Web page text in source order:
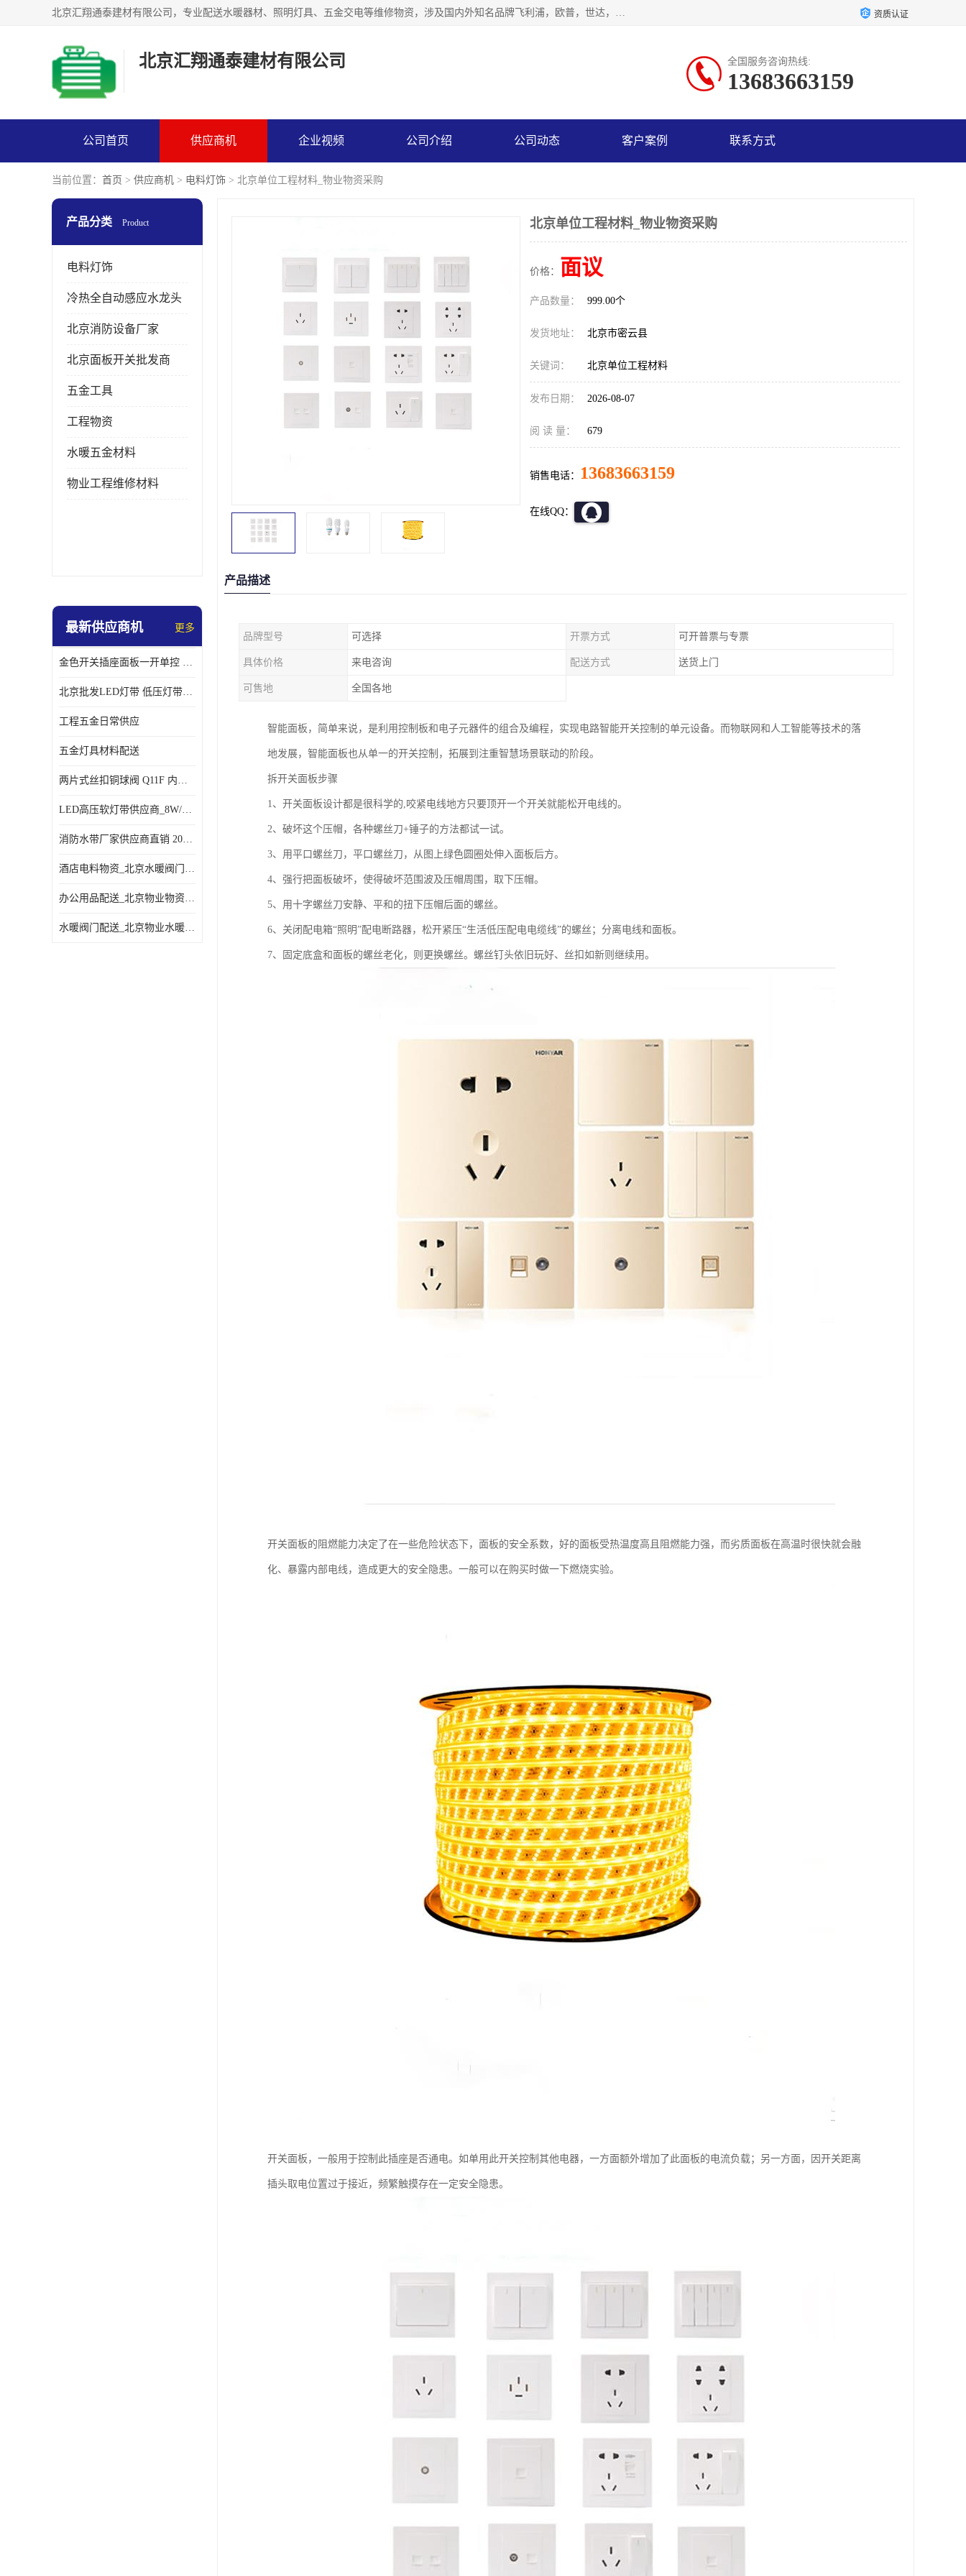
北京汇翔通泰建材有限公司，专业配送水暖器材、照明灯具、五金交电等维修物资，涉及国内外知名品牌飞利浦，欧普，世达，博士，九牧，公牛等物资。能充分满足物业、学校、酒店、工厂、部队等多领域的采购需求，提供一站式配送服务。 资质认证
北京汇翔通泰建材有限公司 全国服务咨询热线:
13683663159
公司首页 供应商机 企业视频 公司介绍 公司动态 客户案例 联系方式
当前位置： 首页 > 供应商机 > 电料灯饰 > 北京单位工程材料_物业物资采购
产品分类 Product
电料灯饰
冷热全自动感应水龙头
北京消防设备厂家
北京面板开关批发商
五金工具
工程物资
水暖五金材料
物业工程维修材料
最新供应商机 更多
金色开关插座面板一开单控 _一开双控五孔插座
北京批发LED灯带 低压灯带定制 景观亮化灯条
工程五金日常供应
五金灯具材料配送
两片式丝扣铜球阀 Q11F 内螺纹铜球阀
LED高压软灯带供应商_8W/米客厅吊顶暗槽
消防水带厂家供应商直销 20-65-25消防水带
酒店电料物资_北京水暖阀门一站式
办公用品配送_北京物业物资配送
水暖阀门配送_北京物业水暖阀门配送
北京单位工程材料_物业物资采购
价格： 面议
产品数量： 999.00个
发货地址： 北京市密云县
关键词： 北京单位工程材料
发布日期： 2026-08-07
阅 读 量： 679
销售电话： 13683663159
在线QQ：
产品描述
品牌型号 可选择 开票方式 可开普票与专票
具体价格 来电咨询 配送方式 送货上门
可售地 全国各地
智能面板，简单来说，是利用控制板和电子元器件的组合及编程，实现电路智能开关控制的单元设备。而物联网和人工智能等技术的落
地发展，智能面板也从单一的开关控制，拓展到注重智慧场景联动的阶段。
拆开关面板步骤
1、开关面板设计都是很科学的,咬紧电线地方只要顶开一个开关就能松开电线的。
2、破坏这个压帽，各种螺丝刀+锤子的方法都试一试。
3、用平口螺丝刀，平口螺丝刀，从图上绿色圆圈处伸入面板后方。
4、强行把面板破坏，使得破坏范围波及压帽周围，取下压帽。
5、用十字螺丝刀安静、平和的扭下压帽后面的螺丝。
6、关闭配电箱“照明”配电断路器，松开紧压“生活低压配电电缆线”的螺丝；分离电线和面板。
7、固定底盒和面板的螺丝老化，则更换螺丝。螺丝钉头依旧玩好、丝扣如新则继续用。
开关面板的阻燃能力决定了在一些危险状态下，面板的安全系数，好的面板受热温度高且阻燃能力强，而劣质面板在高温时很快就会融
化、暴露内部电线，造成更大的安全隐患。一般可以在购买时做一下燃烧实验。
开关面板，一般用于控制此插座是否通电。如单用此开关控制其他电器，一方面额外增加了此面板的电流负载；另一方面，因开关距离
插头取电位置过于接近，频繁触摸存在一定安全隐患。